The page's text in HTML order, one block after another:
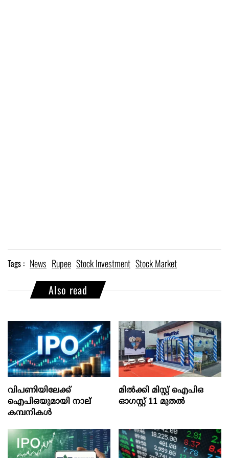
Tags : News Rupee Stock Investment Stock Market
Also read
വിപണിയിലേക്ക്
ഐപിഒയുമായി നാല്
കമ്പനികൾ
മില്‍ക്കി മിസ്റ്റ്‌ ഐപിഒ
ഓഗസ്റ്റ്‌ 11 മുതല്‍